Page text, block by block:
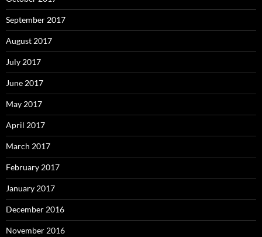
September 2017
August 2017
July 2017
June 2017
May 2017
April 2017
March 2017
February 2017
January 2017
December 2016
November 2016